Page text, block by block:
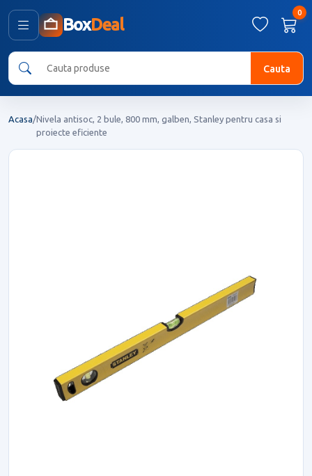
BoxDeal
0
Cauta
Acasa/Nivela antisoc, 2 bule, 800 mm, galben, Stanley pentru casa si
proiecte eficiente